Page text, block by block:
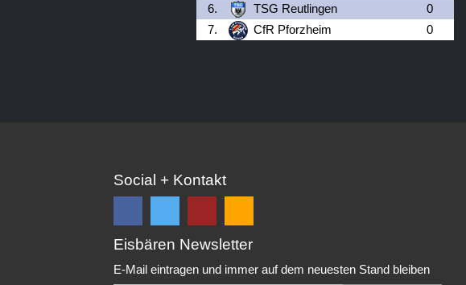
6.
TSG Reutlingen
0
7.
CfR Pforzheim 0
Social + Kontakt
Folge
auf
Folge
auf
EC
Eppelheim
Falls
unsere
Eisbären Newsletter
E-Mail eintragen und immer auf dem neuesten Stand bleiben